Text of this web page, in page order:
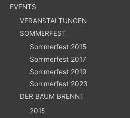
EVENTS
VERANSTALTUNGEN
SOMMERFEST
Sommerfest 2015
Sommerfest 2017
Sommerfest 2019
Sommerfest 2023
DER BAUM BRENNT
2015